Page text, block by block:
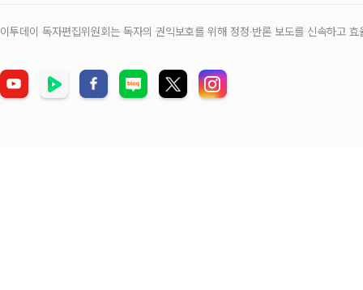
이투데이 독자편집위원회는 독자의 권익보호를 위해 정정‧반론 보도를 신속하고